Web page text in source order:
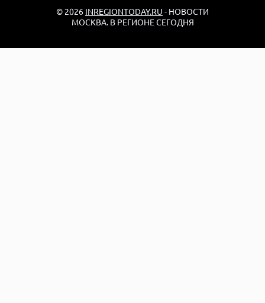
© 2026 INREGIONTODAY.RU - НОВОСТИ
МОСКВА. В РЕГИОНЕ СЕГОДНЯ